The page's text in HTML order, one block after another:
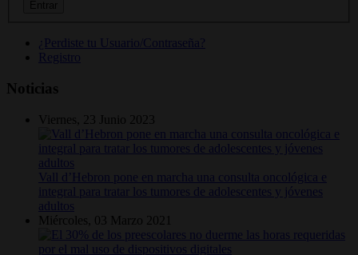
¿Perdiste tu Usuario/Contraseña?
Registro
Noticias
Viernes, 23 Junio 2023
Vall d’Hebron pone en marcha una consulta oncológica e
integral para tratar los tumores de adolescentes y jóvenes
adultos
Miércoles, 03 Marzo 2021